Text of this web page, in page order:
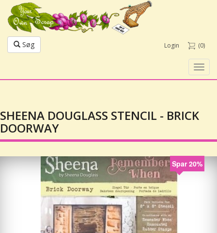
Søg Login (0)
SHEENA DOUGLASS STENCIL - BRICK
DOORWAY
Spar 20%